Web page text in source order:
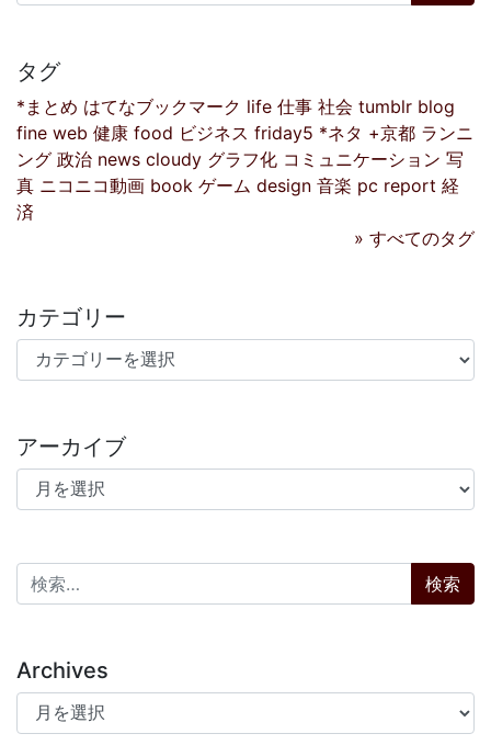
タグ
*まとめ はてなブックマーク life 仕事 社会 tumblr blog
fine web 健康 food ビジネス friday5 *ネタ +京都 ランニ
ング 政治 news cloudy グラフ化 コミュニケーション 写
真 ニコニコ動画 book ゲーム design 音楽 pc report 経
済
» すべてのタグ
カテゴリー
カテゴリー
アーカイブ
アーカイブ
検索:
Archives
Archives